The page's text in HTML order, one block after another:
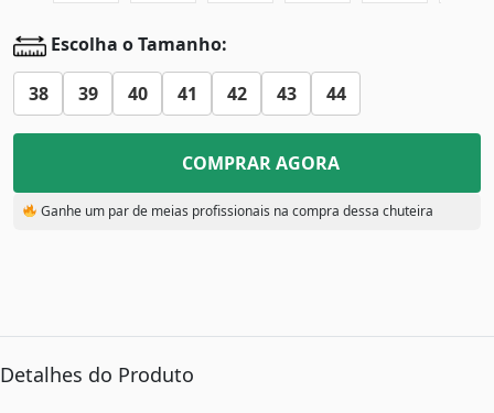
Escolha o Tamanho:
38 39 40 41 42 43 44
COMPRAR AGORA
Ganhe um par de meias profissionais na compra dessa chuteira
Detalhes do Produto